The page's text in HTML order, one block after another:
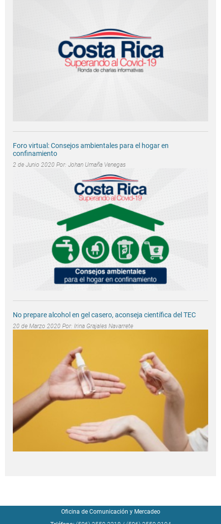
Foro virtual: Consejos ambientales para el hogar en
confinamiento
2 de Junio 2020 Por: Johan Umaña Venegas
No prepare alcohol en gel casero, aconseja científica del TEC
20 de Marzo 2020 Por: Irina Grajales Navarrete
Oficina de Comunicación y Mercadeo